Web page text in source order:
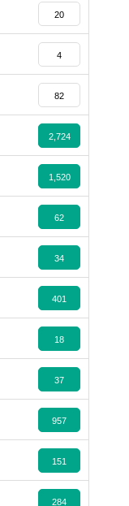
20
4
82
2,724
1,520
62
34
401
18
37
957
151
284